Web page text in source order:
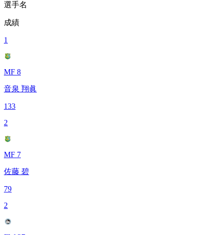
選手名
成績
1
MF 8
音泉 翔眞
133
2
MF 7
佐藤 碧
79
2